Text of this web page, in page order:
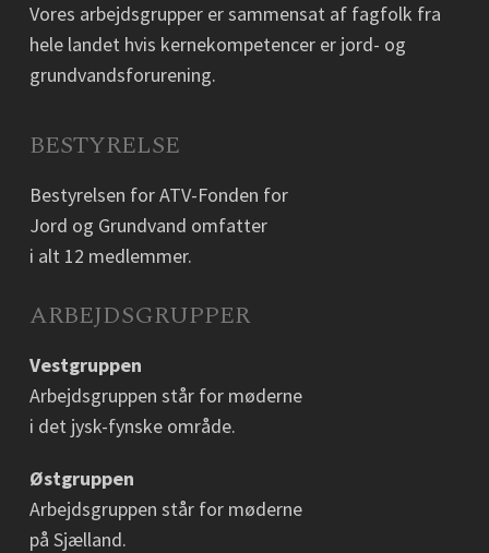
Vores arbejdsgrupper er sammensat af fagfolk fra
hele landet hvis kernekompetencer er jord- og
grundvandsforurening.
BESTYRELSE
Bestyrelsen for ATV-Fonden for
Jord og Grundvand omfatter
i alt 12 medlemmer.
ARBEJDSGRUPPER
Vestgruppen
Arbejdsgruppen står for møderne
i det jysk-fynske område.
Østgruppen
Arbejdsgruppen står for møderne
på Sjælland.